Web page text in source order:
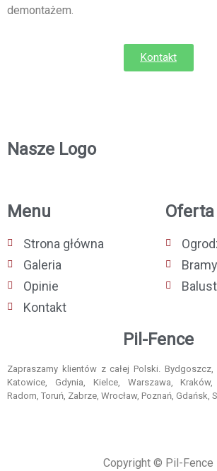
demontażem.
Kontakt
Nasze Logo
Menu
Strona główna
Galeria
Opinie
Kontakt
Oferta
Pil-Fence
Zapraszamy klientów z całej Polski. Bydgoszcz,
Katowice, Gdynia, Kielce, Warszawa,
Radom, Toruń, Zabrze, Wrocław, Poznań, Gdańsk,
Copyright © Pil-Fence